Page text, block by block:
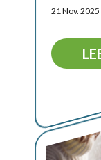
21 Nov. 2025